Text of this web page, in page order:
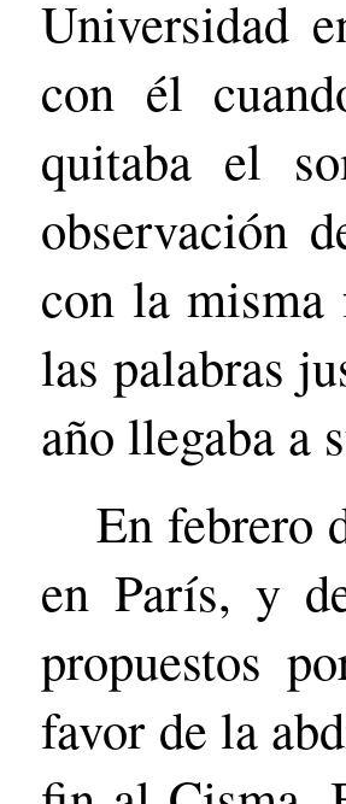
Universidad
con él
quitaba el
observación
con la misma
las palabras
año llegaba a
En febrero
en París, y
propuestos
favor de la